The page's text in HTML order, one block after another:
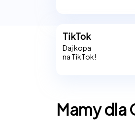
TikTok
Daj kopa
na TikTok!
Mamy dla